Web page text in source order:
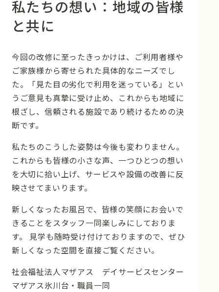
私たちの想い：地域の皆様
と共に
今回の改修に至ったきっかけは、ご利用者様や
ご家族様から寄せられた具体的なニーズでし
た。「見た目の劣化で利用を迷っている」とい
うご意見も真摯に受け止め、これからも地域に
根ざし、信頼される施設であり続けるための決
断です。
私たちのこうした姿勢は今後も変わりません。
これからも皆様の小さな声、一つひとつの想い
を大切に拾い上げ、サービスや設備の改善に反
映させてまいります。
新しくなったお風呂で、皆様の笑顔にお会いで
きることをスタッフ一同楽しみにしておりま
す。 見学も随時受け付けておりますので、ぜひ
新しくなった空間を直接ご覧ください。
社会福祉法人マザアス デイサービスセンター
マザアス氷川台・職員一同